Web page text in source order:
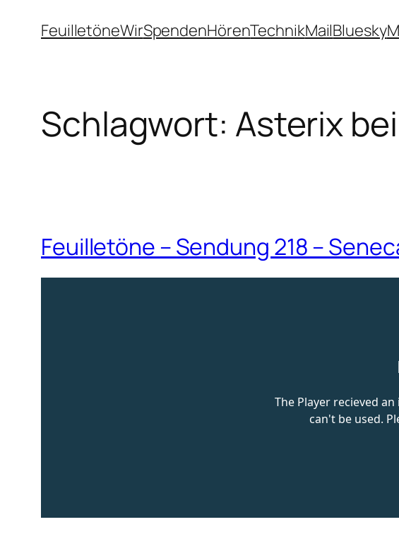
InhaltFeuilletöneWirSpendenHörenTechnikMailBluesky
Schlagwort: Asterix
Feuilletöne – Sendung 218 –